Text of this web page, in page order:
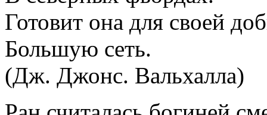
Готовит она для своей
Большую сеть.
(Дж. Джонс. Вальхалла)